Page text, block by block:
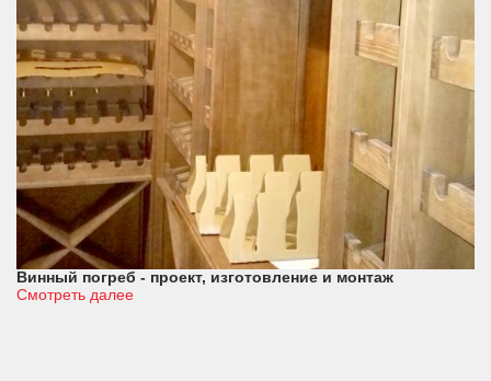
Винный погреб - проект, изготовление и монтаж
Смотреть далее